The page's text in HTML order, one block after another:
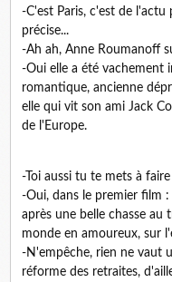
-C'est Paris, c'est de l'actu
précise...
-Ah ah, Anne Roumanoff
-Oui elle a été vachement
romantique, ancienne
elle qui vit son ami Jack
de l'Europe.
-Toi aussi tu te mets à
-Oui, dans le premier film
après une belle chasse
monde en amoureux, sur
-N'empêche, rien ne vaut
réforme des retraites,